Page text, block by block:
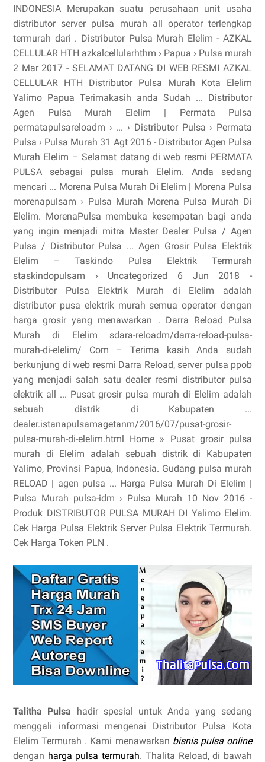
INDONESIA Merupakan suatu perusahaan unit usaha
distributor server pulsa murah all operator terlengkap
termurah dari . Distributor Pulsa Murah Elelim - AZKAL
CELLULAR HTH azkalcellularhthm › Papua › Pulsa murah
2 Mar 2017 - SELAMAT DATANG DI WEB RESMI AZKAL
CELLULAR HTH Distributor Pulsa Murah Kota Elelim
Yalimo Papua Terimakasih anda Sudah ... Distributor
Agen Pulsa Murah Elelim | Permata Pulsa
permatapulsareloadm › ... › Distributor Pulsa › Permata
Pulsa › Pulsa Murah 31 Agt 2016 - Distributor Agen Pulsa
Murah Elelim – Selamat datang di web resmi PERMATA
PULSA sebagai pulsa murah Elelim. Anda sedang
mencari ... Morena Pulsa Murah Di Elelim | Morena Pulsa
morenapulsam › Pulsa Murah Morena Pulsa Murah Di
Elelim. MorenaPulsa membuka kesempatan bagi anda
yang ingin menjadi mitra Master Dealer Pulsa / Agen
Pulsa / Distributor Pulsa ... Agen Grosir Pulsa Elektrik
Elelim – Taskindo Pulsa Elektrik Termurah
staskindopulsam › Uncategorized 6 Jun 2018 -
Distributor Pulsa Elektrik Murah di Elelim adalah
distributor pusa elektrik murah semua operator dengan
harga grosir yang menawarkan . Darra Reload Pulsa
Murah di Elelim sdara-reloadm/darra-reload-pulsa-
murah-di-elelim/ Com – Terima kasih Anda sudah
berkunjung di web resmi Darra Reload, server pulsa ppob
yang menjadi salah satu dealer resmi distributor pulsa
elektrik all ... Pusat grosir pulsa murah di Elelim adalah
sebuah distrik di Kabupaten ...
dealer.istanapulsamagetanm/2016/07/pusat-grosir-
pulsa-murah-di-elelim.html Home » Pusat grosir pulsa
murah di Elelim adalah sebuah distrik di Kabupaten
Yalimo, Provinsi Papua, Indonesia. Gudang pulsa murah
RELOAD | agen pulsa ... Harga Pulsa Murah Di Elelim |
Pulsa Murah pulsa-idm › Pulsa Murah 10 Nov 2016 -
Produk DISTRIBUTOR PULSA MURAH DI Yalimo Elelim.
Cek Harga Pulsa Elektrik Server Pulsa Elektrik Termurah.
Cek Harga Token PLN .
Talitha Pulsa hadir spesial untuk Anda yang sedang
menggali informasi mengenai Distributor Pulsa Kota
Elelim Termurah . Kami menawarkan bisnis pulsa online
dengan harga pulsa termurah. Thalita Reload, di bawah